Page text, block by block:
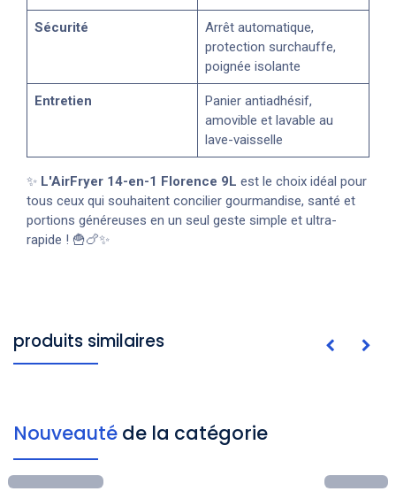
Sécurité
Arrêt automatique,
protection surchauffe,
poignée isolante
Entretien
Panier antiadhésif,
amovible et lavable au
lave-vaisselle
✨ L'AirFryer 14-en-1 Florence 9L est le choix idéal pour
tous ceux qui souhaitent concilier gourmandise, santé et
portions généreuses en un seul geste simple et ultra-
rapide ! 🍟🍗✨
produits similaires
Nouveauté de la catégorie